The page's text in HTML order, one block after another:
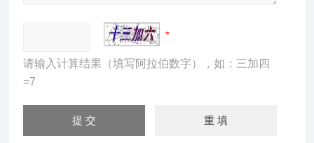
请输入计算结果（填写阿拉伯数字），如：三加四
=7